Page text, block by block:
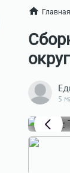
Главная
5